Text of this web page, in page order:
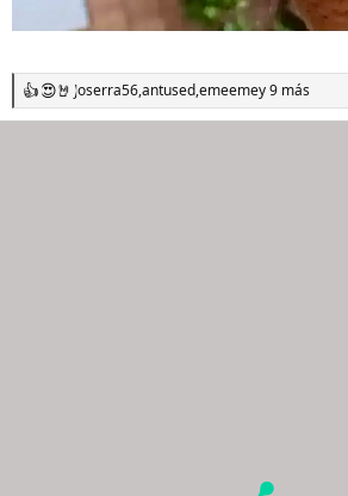
R
e
Joserra56,antused,emeemey 9 más